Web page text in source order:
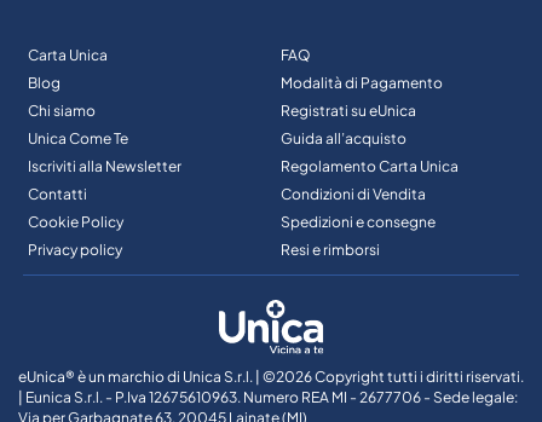
Carta Unica
Blog
Chi siamo
Unica Come Te
Iscriviti alla Newsletter
Contatti
Cookie Policy
Privacy policy
FAQ
Modalità di Pagamento
Registrati su eUnica
Guida all’acquisto
Regolamento Carta Unica
Condizioni di Vendita
Spedizioni e consegne
Resi e rimborsi
eUnica® è un marchio di Unica S.r.l. | ©2026 Copyright tutti i diritti riservati.
| Eunica S.r.l. - P.Iva 12675610963. Numero REA MI - 2677706 - Sede legale:
Via per Garbagnate 63, 20045 Lainate (MI)